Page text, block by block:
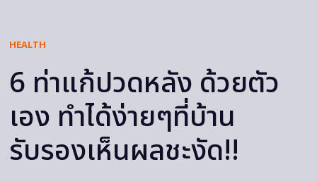
HEALTH
6 ท่าแก้ปวดหลัง ด้วยตัว
เอง ทำได้ง่ายๆที่บ้าน
รับรองเห็นผลชะงัด!!